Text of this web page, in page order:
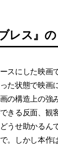
レス』
スにした映画
た状態で映画
の構造上の強
きる反面、観
うせ助かるん
。しかし本作